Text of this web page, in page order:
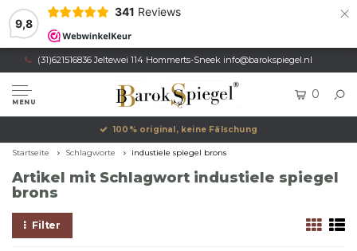
9,8
341 Reviews ×
(31)621516836 Jeltewei 114 Hommerts-Sneek info@barokspiegel.nl
MENU
0
100% original, keine Fälschung
Startseite Schlagworte industiele spiegel brons
Artikel mit Schlagwort industiele spiegel
brons
Filter